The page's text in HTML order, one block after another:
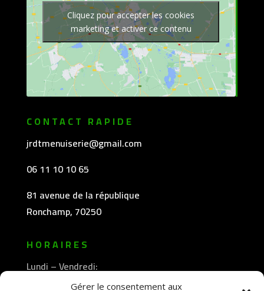
Gérer le consentement aux
Cliquez pour accepter les cookies
marketing et activer ce contenu
CONTACT RAPIDE
jrdtmenuiserie@gmail.com
06 11 10 10 65
81 avenue de la république
Ronchamp, 70250
HORAIRES
Lundi – Vendredi:
8h30 -12h00